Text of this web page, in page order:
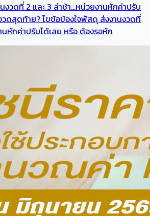
งวดที่ 2 และ 3 ล่าช้า…หน่วยงานหักค่าปรับ
ดสุดท้าย? ไขข้อข้องใจพัสดุ ส่งงานงวดที่
นหักค่าปรับได้เลย หรือ ต้องรอหัก